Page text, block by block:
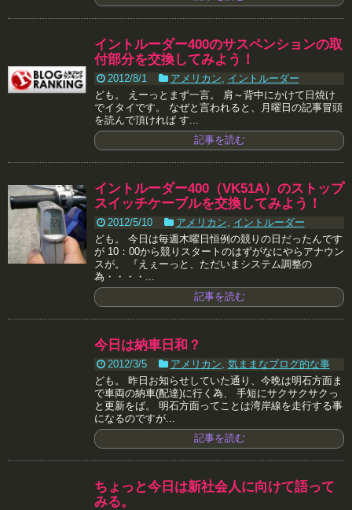
イントルーダー400のサスペンションの取
付部分を交換してみよう！
2012/8/1 アメリカン
イントルーダー
ども。 えーっとまず一言。 肩～背中にかけて日焼け
でイタイです。 なぜと言われると、月曜日の記事冒頭
を読んで頂ければ す...
記事を読む
イントルーダー400（VK51A）のストップ
スイッチケーブルを交換してみよう！
2012/5/10 アメリカン
イントルーダー
ども。 今日は毎週木曜日恒例の競りの日だったんです
が 10：00から競りスタートのはずがなにやらアナウン
スが。 『えぇーっと、ただいまシステム調整の
為・・・・...
記事を読む
今日は納車日和？
2012/3/5 アメリカン 気ままなブログ的な事
ども。 昨日お知らせしていた通り、今晩は明石方面ま
で車両の納車(配達)に行く為、 手短にサクサクサクっ
と更新をば。 明石方面ってことは湾岸線を走行する事
になるのですが...
記事を読む
ちょっと今日は新社会人に向けて語って
みる。